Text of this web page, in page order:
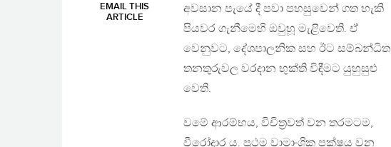
EMAIL THIS
ARTICLE
අවසාන පැයේ දී පවා පහසුවෙන් ගත හැකි
පියවර ගැනීමෙහි ඔවුහූ මැළිවෙති. ඒ
වෙනුවට, දේශපාලනික සහ ඊට සම්බන්ධිත
තනතුරුවල වරදාන භුක්ති විඳීමට යුහුසුළු
වෙති.
වමේ ආරම්භය, විචිත‍්‍රවත් වන තරමටම,
වීරෝදාර ය. ප‍්‍රථම වාමාංශික පක්ෂය වන